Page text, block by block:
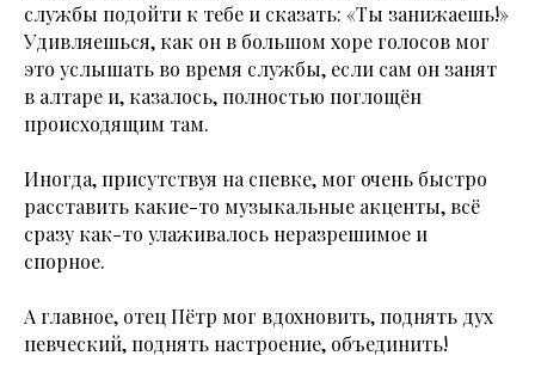
службы подойти к тебе и сказать: «Ты занижаешь!»
Удивляешься, как он в большом хоре голосов мог
это услышать во время службы, если сам он занят
в алтаре и, казалось, полностью поглощён
происходящим там.
Иногда, присутствуя на спевке, мог очень быстро
расставить какие-то музыкальные акценты, всё
сразу как-то улаживалось неразрешимое и
спорное.
А главное, отец Пётр мог вдохновить, поднять дух
певческий, поднять настроение, объединить!